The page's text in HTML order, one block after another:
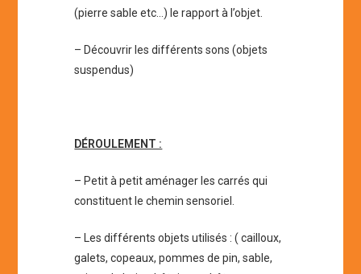
(pierre sable etc…) le rapport à l’objet.
– Découvrir les différents sons (objets
suspendus)
DÉROULEMENT :
– Petit à petit aménager les carrés qui
constituent le chemin sensoriel.
– Les différents objets utilisés : ( cailloux,
galets, copeaux, pommes de pin, sable,